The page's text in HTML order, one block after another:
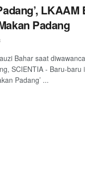
Padang
Bahar saat
SCIENTIA - Baru-baru
Padang’ ...